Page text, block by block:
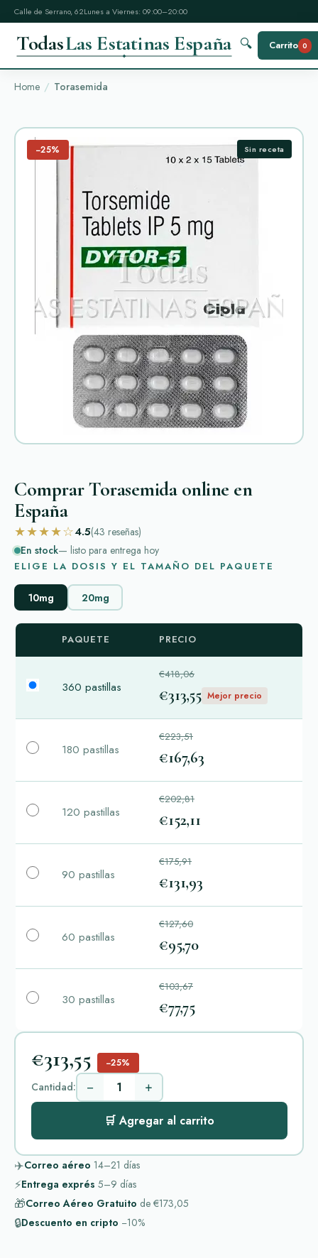
Calle de Serrano, 62Lunes a Viernes: 09:00–20:00
TodasLas Estatinas España 🔍 Carrito 0
Home Torasemida
−25% Sin receta
Comprar Torasemida online en
España
★★★★☆4.5(43 reseñas)
En stock— listo para entrega hoy
ELIGE LA DOSIS Y EL TAMAÑO DEL PAQUETE
10mg 20mg
PAQUETE PRECIO
360 pastillas
€418,06
€313,55 Mejor precio
180 pastillas
€223,51
€167,63
120 pastillas
€202,81
€152,11
90 pastillas
€175,91
€131,93
60 pastillas
€127,60
€95,70
30 pastillas
€103,67
€77,75
€313,55 −25%
Cantidad: − +
🛒 Agregar al carrito
✈️Correo aéreo 14–21 días
⚡Entrega exprés 5–9 días
🎁Correo Aéreo Gratuito de €173,05
🔒Descuento en cripto −10%